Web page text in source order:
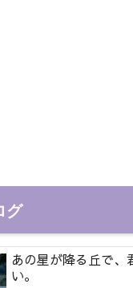
グ
あの星が降る丘で、
い。